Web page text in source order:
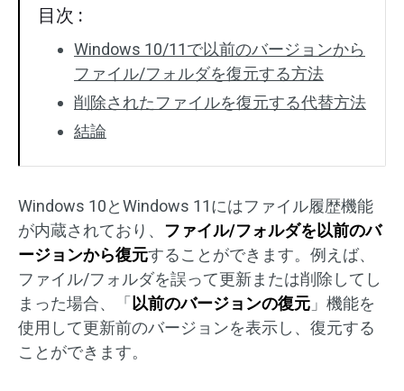
目次 :
Windows 10/11で以前のバージョンから
ファイル/フォルダを復元する方法
削除されたファイルを復元する代替方法
結論
Windows 10とWindows 11にはファイル履歴機能
が内蔵されており、 ファイル/フォルダを以前のバ
ージョンから復元することができます。例えば、
ファイル/フォルダを誤って更新または削除してし
まった場合、「 以前のバージョンの復元 」機能を
使用して更新前のバージョンを表示し、復元する
ことができます。